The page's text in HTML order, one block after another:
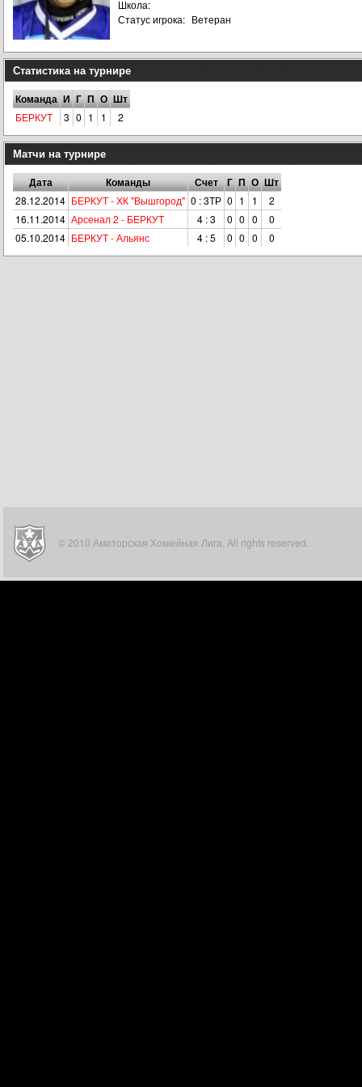
Школа:
Статус игрока: Ветеран
Статистика на турнире
Команда И Г П О Шт
БЕРКУТ 3 0 1 1 2
Матчи на турнире
Дата Команды Счет Г П О Шт
28.12.2014 БЕРКУТ - ХК "Вышгород" 0 : 3ТР 0 1 1
2
16.11.2014 Арсенал 2 - БЕРКУТ 4 : 3 0 0 0
0
05.10.2014 БЕРКУТ - Альянс 4 : 5 0 0 0 0
© 2010 Аматорская Хоккейная Лига. All rights reserved.